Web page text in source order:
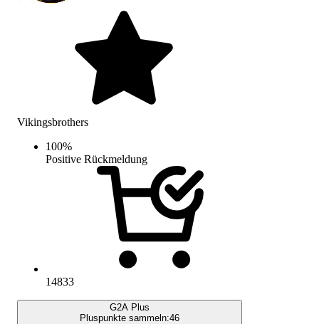
Vikingsbrothers
100%
Positive Rückmeldung
14833
G2A Plus
Pluspunkte sammeln:46